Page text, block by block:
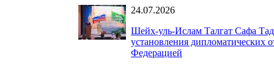
24.07.2026
Шейх-уль-Ислам Талгат Сафа
установления дипломатических
Федерацией